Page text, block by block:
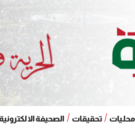
محليات تحقيقات الصحيفة الالكترونية